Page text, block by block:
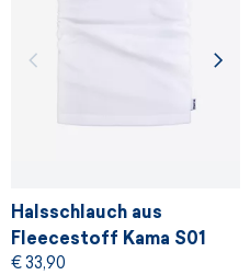
Halsschlauch aus
Fleecestoff Kama S01
€ 33,90